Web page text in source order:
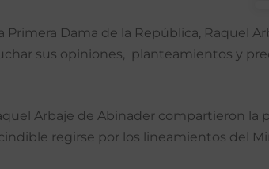
Primera Dama de la República, Raquel
sus opiniones, planteamientos y
Arbaje de Abinader compartieron
regirse por los lineamientos del